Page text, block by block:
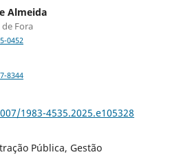
Almeida
Fora
0452
8344
1983-4535.2025.e105328
Pública, Gestão